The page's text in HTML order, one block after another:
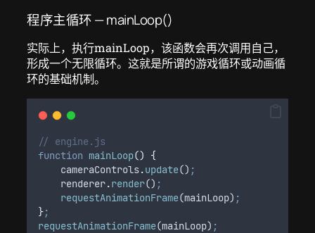
程序主循环 — mainLoop()
实际上，执行mainLoop，该函数会再次调用自己，
形成一个无限循环。这就是所谓的游戏循环或动画循
环的基础机制。
// engine.js
function mainLoop()
{
cameraControls.update() ;
renderer.render() ;
requestAnimationFrame(mainLoop) ;
};
requestAnimationFrame(mainLoop) ;